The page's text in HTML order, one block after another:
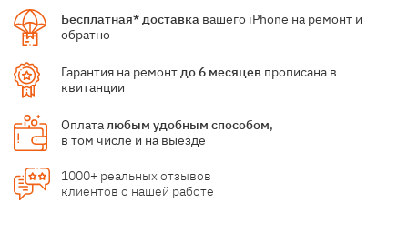
Бесплатная* доставка вашего iPhone на ремонт и
обратно
Гарантия на ремонтдо 6 месяцев прописана в
квитанции
Оплаталюбым удобным способом,
в том числе и на выезде
1000+ реальных отзывов
клиентов о нашей работе